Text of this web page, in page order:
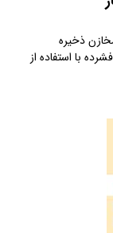
ذخیره
با استفاده از